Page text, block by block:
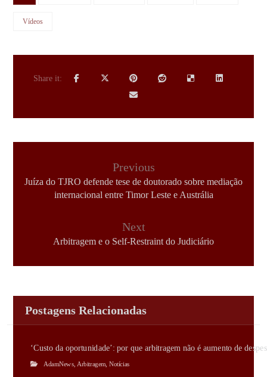
Vídeos
Previous
Juíza do TJRO defende tese de doutorado sobre mediação
internacional entre Timor Leste e Austrália
Next
Arbitragem e o Self-Restraint do Judiciário
Postagens Relacionadas
‘Custo da oportunidade’: por que arbitragem não é aumento de
AdamNews Arbitragem Notícias